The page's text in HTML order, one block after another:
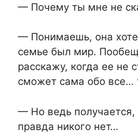
— Почему ты мне не
— Понимаешь, она
семье был мир.
расскажу, когда ее не
сможет сама обо все…
— Но ведь получается,
правда никого нет…